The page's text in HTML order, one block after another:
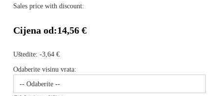
Sales price with discount:
Cijena od:14,56 €
Uštedite: -3,64 €
Odaberite visinu vrata: